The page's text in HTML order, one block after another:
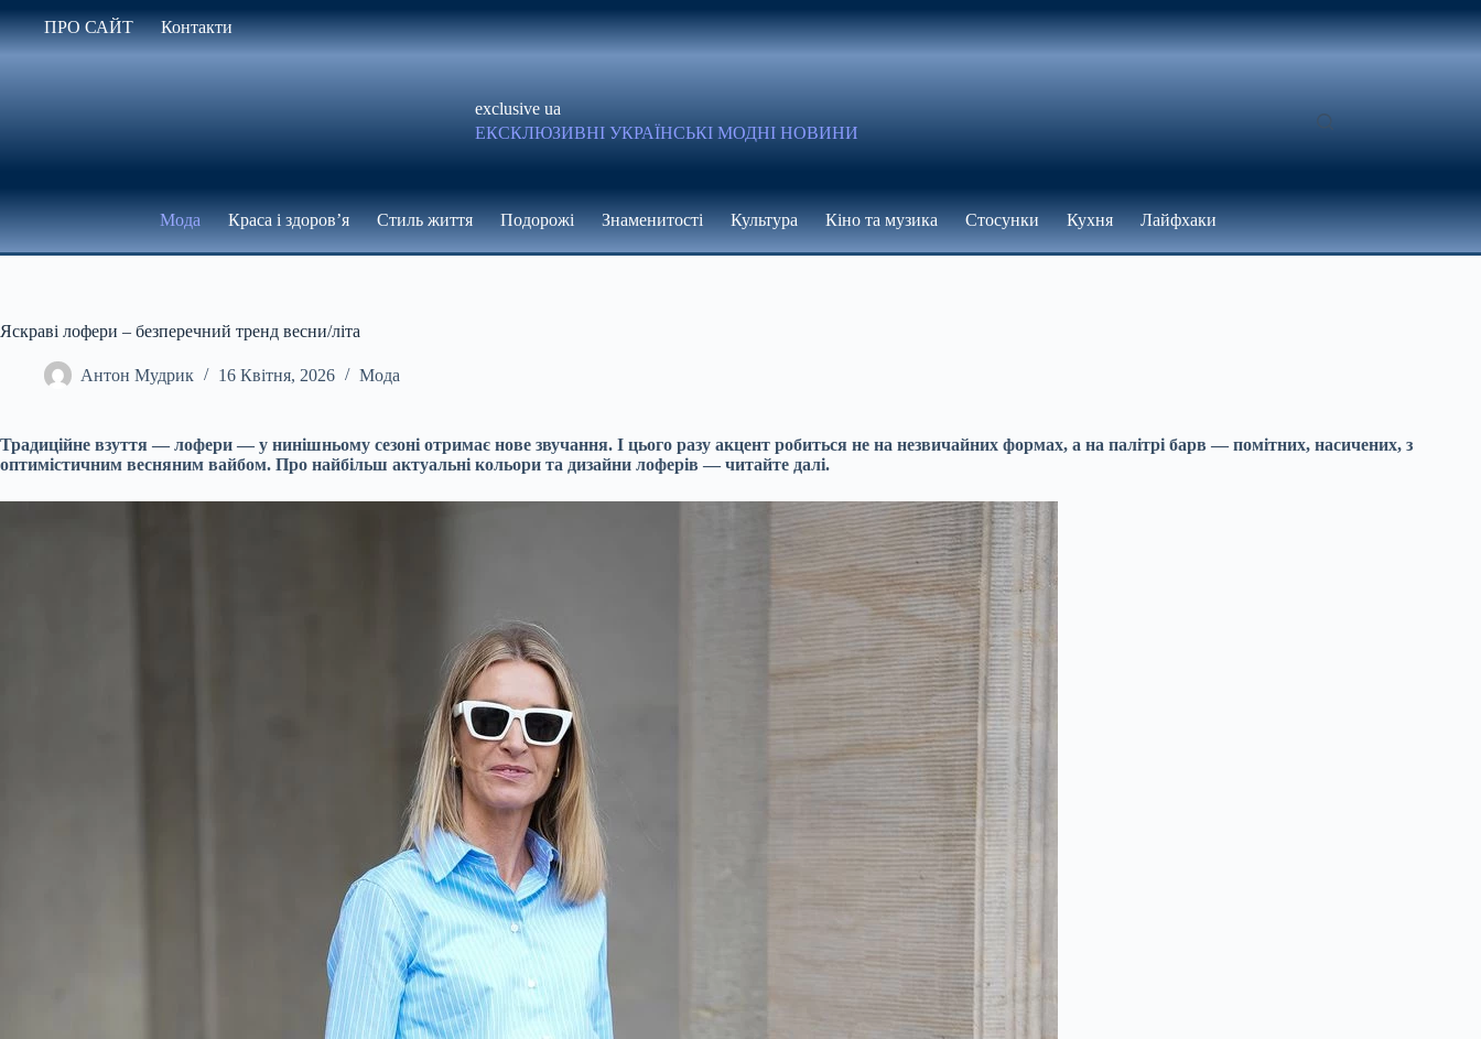
до
вмісту
ПРО САЙТ Контакти
exclusive ua
ЕКСКЛЮЗИВНІ УКРАЇНСЬКІ МОДНІ НОВИНИ
Мода Краса і здоров’я Стиль життя Подорожі Знаменитості Культура Кіно та музика Стосунки Кухня Лайфхаки
Яскраві лофери – безперечний тренд весни/літа
Антон Мудрик 16 Квітня, 2026 Мода
Традиційне взуття — лофери — у нинішньому сезоні отримає нове звучання. І цього разу акцент робиться не на незвичайних формах, а на палітрі барв — помітних, насичених, з
оптимістичним весняним вайбом. Про найбільш актуальні кольори та дизайни лоферів — читайте далі.